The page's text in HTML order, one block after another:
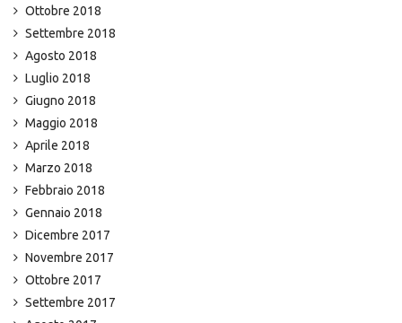
Ottobre 2018
Settembre 2018
Agosto 2018
Luglio 2018
Giugno 2018
Maggio 2018
Aprile 2018
Marzo 2018
Febbraio 2018
Gennaio 2018
Dicembre 2017
Novembre 2017
Ottobre 2017
Settembre 2017